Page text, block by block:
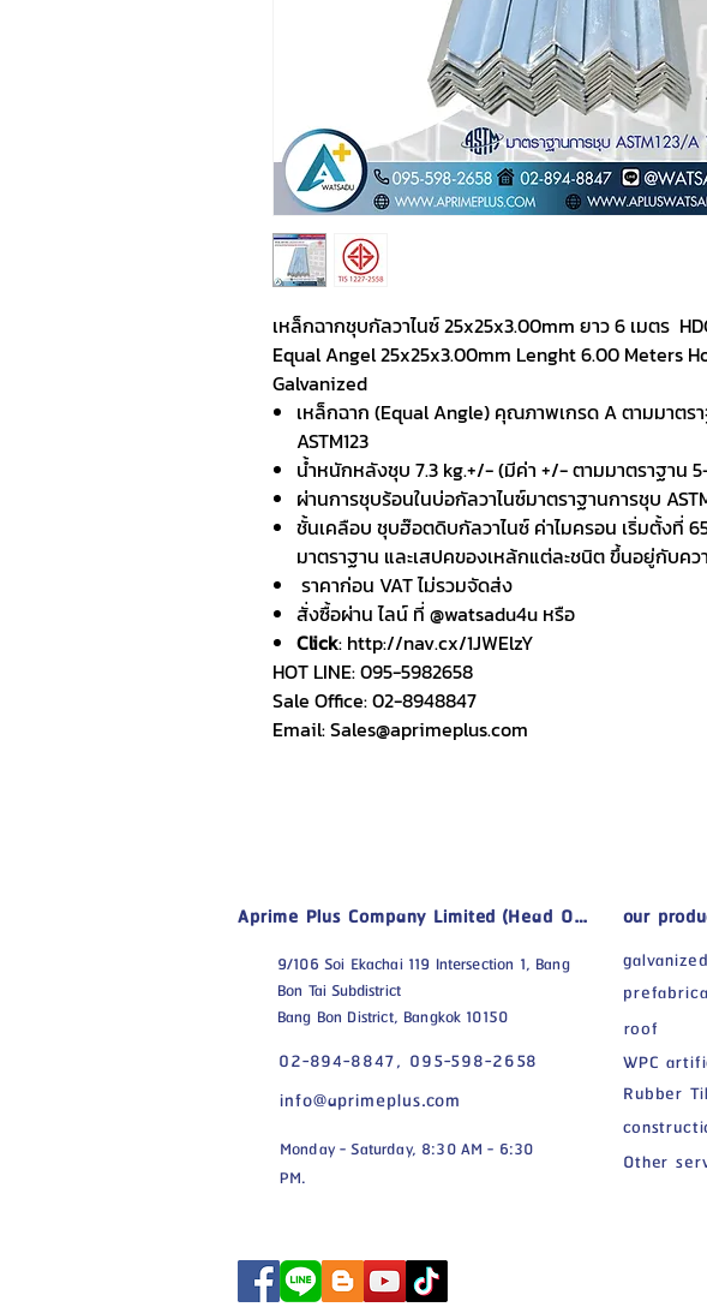
เหล็กฉากชุบกัลวาไนซ์ 25x25x3.00mm ยาว 6 เมตร
Equal Angel 25x25x3.00mm Lenght 6.00 Meters
Galvanized
เหล็กฉาก (Equal Angle) คุณภาพเกรด A ตามมาตรา
ASTM123
น้ำหนักหลังชุบ 7.3 kg.+/- (มีค่า +/- ตามมาตราฐาน
ผ่านการชุบร้อนในบ่อกัลวาไนซ์มาตราฐานการชุบ
ชั้นเคลือบ ชุบฮ๊อตดิบกัลวาไนซ์ ค่าไมครอน เริ่มตั้งที่
มาตราฐาน และเสปคของเหล้กแต่ละชนิต ขึ้นอยู่กับค
ราคาก่อน VAT ไม่รวมจัดส่ง
สั่งซื้อผ่าน ไลน์ ที่ @watsadu4u หรือ
Click: http://nav.cx/1JWElzY
HOT LINE: 095-5982658
Sale Office: 02-8948847
Email: Sales@aprimeplus.com
Aprime Plus Company Limited (Head Office)
9/106 Soi Ekachai 119 Intersection 1, Bang
Bon Tai Subdistrict
Bang Bon District, Bangkok 10150
02-894-8847, 095-598-2658
info@aprimeplus.com
Monday - Saturday, 8:30 AM - 6:30
PM.
our
roof
WPC
Other